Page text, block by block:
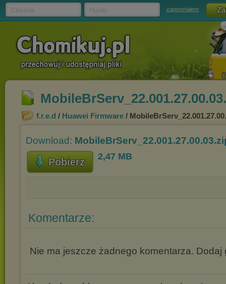
zapomniałem
f.r.e.d / Huawei Firmware /
Download:
Pobierz 2,47 MB
Komentarze:
Nie ma jeszcze żadnego komentarza. Dodaj